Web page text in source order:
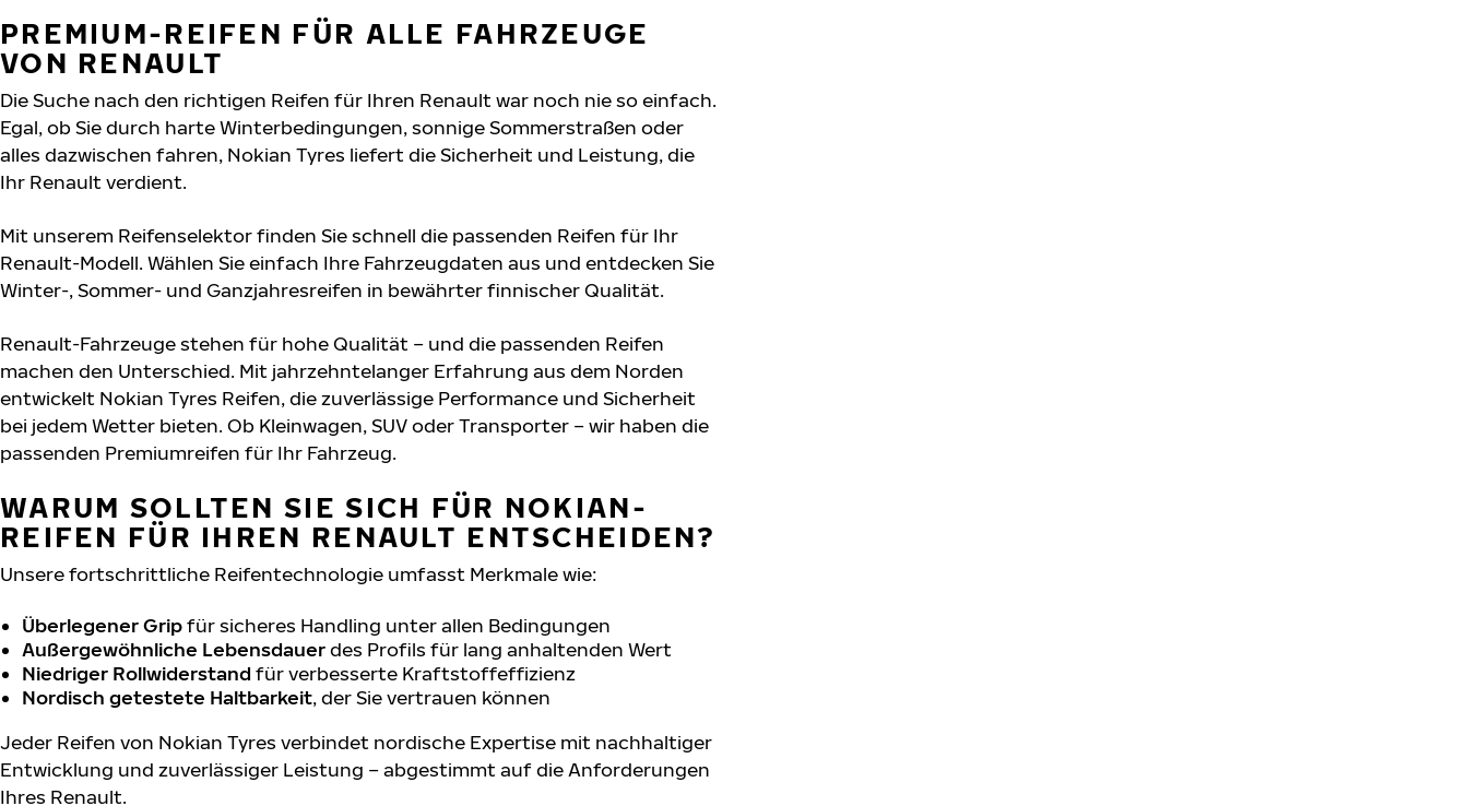
PREMIUM-REIFEN FÜR ALLE FAHRZEUGE
VON RENAULT
Die Suche nach den richtigen Reifen für Ihren Renault war noch nie so einfach.
Egal, ob Sie durch harte Winterbedingungen, sonnige Sommerstraßen oder
alles dazwischen fahren, Nokian Tyres liefert die Sicherheit und Leistung, die
Ihr Renault verdient.
Mit unserem Reifenselektor finden Sie schnell die passenden Reifen für Ihr
Renault-Modell. Wählen Sie einfach Ihre Fahrzeugdaten aus und entdecken Sie
Winter-, Sommer- und Ganzjahresreifen in bewährter finnischer Qualität.
Renault-Fahrzeuge stehen für hohe Qualität – und die passenden Reifen
machen den Unterschied. Mit jahrzehntelanger Erfahrung aus dem Norden
entwickelt Nokian Tyres Reifen, die zuverlässige Performance und Sicherheit
bei jedem Wetter bieten. Ob Kleinwagen, SUV oder Transporter – wir haben die
passenden Premiumreifen für Ihr Fahrzeug.
WARUM SOLLTEN SIE SICH FÜR NOKIAN-
REIFEN FÜR IHREN RENAULT ENTSCHEIDEN?
Unsere fortschrittliche Reifentechnologie umfasst Merkmale wie:
Überlegener Gripfür sicheres Handling unter allen Bedingungen
Außergewöhnliche Lebensdauerdes Profils für lang anhaltenden Wert
Niedriger Rollwiderstand für verbesserte Kraftstoffeffizienz
Nordisch getestete Haltbarkeit, der Sie vertrauen können
Jeder Reifen von Nokian Tyres verbindet nordische Expertise mit nachhaltiger
Entwicklung und zuverlässiger Leistung – abgestimmt auf die Anforderungen
Ihres Renault.